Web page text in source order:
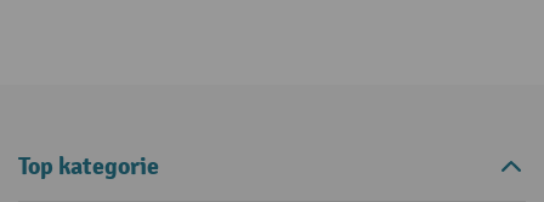
Top kategorie